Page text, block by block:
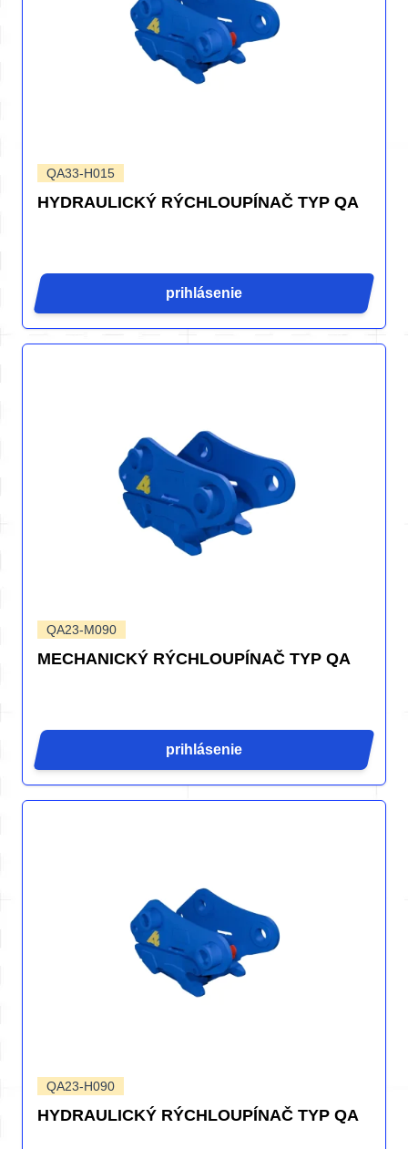
QA33-H015
HYDRAULICKÝ RÝCHLOUPÍNAČ TYP QA
prihlásenie
QA23-M090
MECHANICKÝ RÝCHLOUPÍNAČ TYP QA
prihlásenie
QA23-H090
HYDRAULICKÝ RÝCHLOUPÍNAČ TYP QA